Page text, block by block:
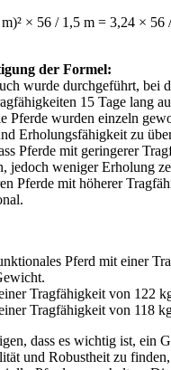
× 56 / 1,5 m = 3,24 × 56
der Formel:
wurde durchgeführt, bei
15 Tage lang
Pferde wurden einzeln
Erholungsfähigkeit zu
Pferde mit geringerer
jedoch weniger Erholung
Pferde mit höherer
Pferd mit einer
Tragfähigkeit von 122
Tragfähigkeit von 118
dass es wichtig ist, ein
und Robustheit zu